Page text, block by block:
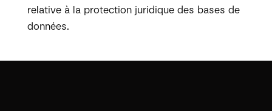
relative à la protection juridique des bases de
données.